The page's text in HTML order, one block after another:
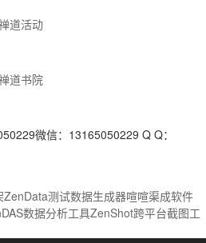
道活动
道书院
微信：13165050229 Q Q：
ZenData测试数据生成器喧喧渠成软件
数据分析工具ZenShot跨平台截图工